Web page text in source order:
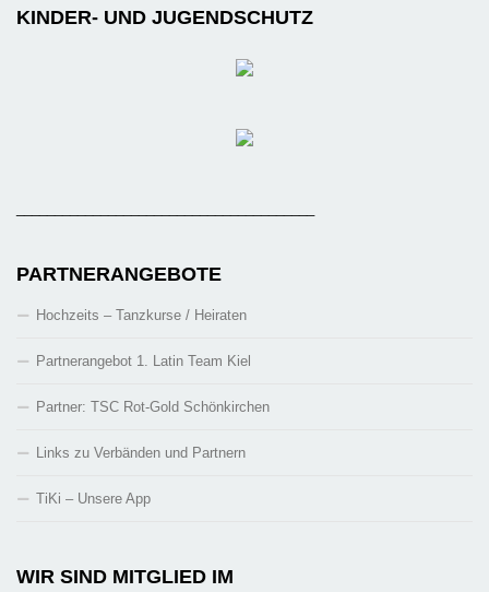
KINDER- UND JUGENDSCHUTZ
PARTNERANGEBOTE
Hochzeits – Tanzkurse / Heiraten
Partnerangebot 1. Latin Team Kiel
Partner: TSC Rot-Gold Schönkirchen
Links zu Verbänden und Partnern
TiKi – Unsere App
WIR SIND MITGLIED IM